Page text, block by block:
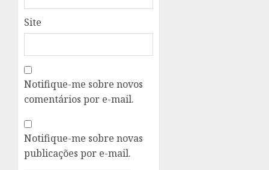
Site
Notifique-me sobre novos
comentários por e-mail.
Notifique-me sobre novas
publicações por e-mail.